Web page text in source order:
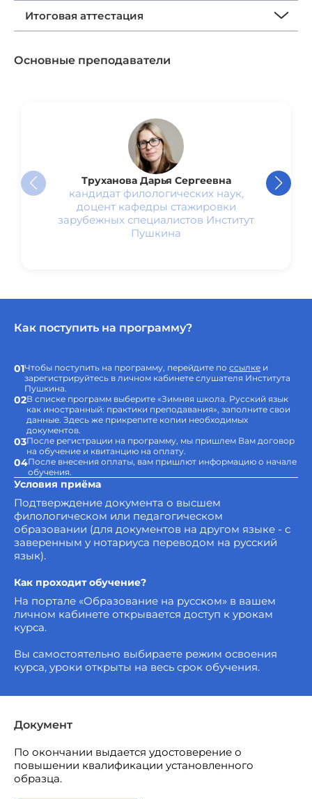
Итоговая аттестация
Основные преподаватели
Труханова Дарья Сергеевна
кандидат филологических наук,
доцент кафедры стажировки
зарубежных специалистов Институт
Пушкина
Как поступить на программу?
01Чтобы поступить на программу, перейдите по ссылке и
зарегистрируйтесь в личном кабинете слушателя Института
Пушкина.
02В списке программ выберите «Зимняя школа. Русский язык
как иностранный: практики преподавания», заполните свои
данные. Здесь же прикрепите копии необходимых
документов.
03После регистрации на программу, мы пришлем Вам договор
на обучение и квитанцию на оплату.
04После внесения оплаты, вам пришлют информацию о начале
обучения.
Условия приёма
Подтверждение документа о высшем
филологическом или педагогическом
образовании (для документов на другом языке - с
заверенным у нотариуса переводом на русский
язык).
Как проходит обучение?
На портале «Образование на русском» в вашем
личном кабинете открывается доступ к урокам
курса.
Вы самостоятельно выбираете режим освоения
курса, уроки открыты на весь срок обучения.
Документ
По окончании выдается удостоверение о
повышении квалификации установленного
образца.